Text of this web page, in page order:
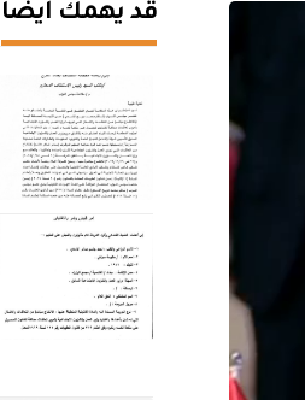
قد يهمك أيضا